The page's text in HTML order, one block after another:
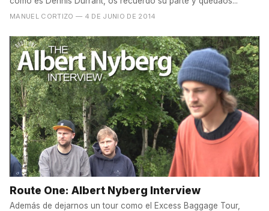
MANUEL CORTIZO — 4 DE JUNIO DE 2014
Route One: Albert Nyberg Interview
Además de dejarnos un tour como el Excess Baggage Tour,